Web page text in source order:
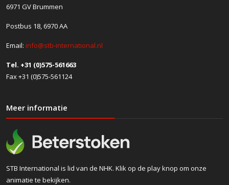
6971 GV Brummen
Postbus 18, 6970 AA
Email: info@stb-international.nl
Tel. +31 (0)575-561663
Fax +31 (0)575-561124
Meer informatie
STB International is lid van de NHK. Klik op de play knop om onze
animatie te bekijken.